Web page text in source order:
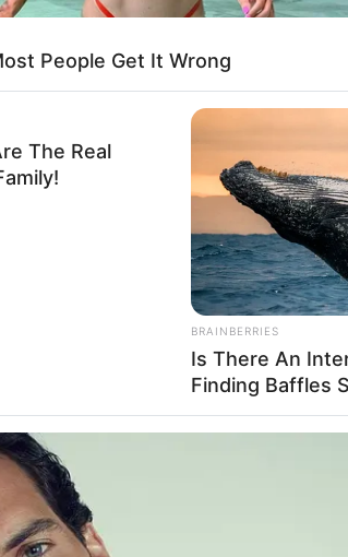
für Behinderte
Zooparks
und Tourist Information
für Weißenburg in Bayern eintragen
über Weißenburg in
in Weißenburg in Bayern
wiki/Weißenburg in Bayern
Römerkastells in Weißenburg:
People Get It Wrong
The Real
BRAINBERRIES
Is There An
Finding Baffles